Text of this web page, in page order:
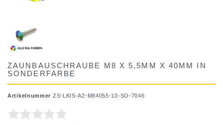
ZAUNBAUSCHRAUBE M8 X 5,5MM X 40MM IN
SONDERFARBE
Artikelnummer ZS-LKIS-A2-M84055-10-SO-7046